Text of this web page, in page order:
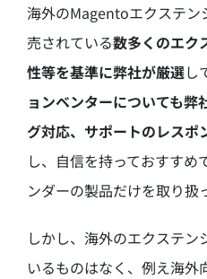
海外のMagentoエクステン
売されている数多くのエク
性等を基準に弊社が厳選し
ョンベンターについても
グ対応、サポートのレスポ
し、自信を持っておすす
ンダーの製品だけを取り扱
しかし、海外のエクステ
いるものはなく、例え海外